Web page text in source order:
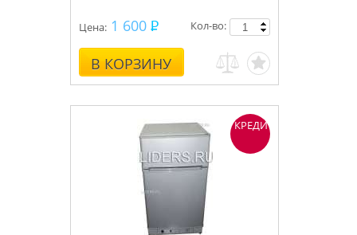
Цена: 1 600
В КОРЗИНУ
Кол-во:
КРЕДИТ